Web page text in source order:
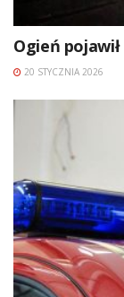
Ogień
20 STYCZNIA 2026